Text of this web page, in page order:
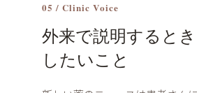
05 / Clinic Voice
外来で説明すると
したいこと